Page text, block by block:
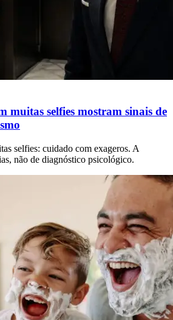
muitas selfies mostram sinais de
selfies: cuidado com exageros. A
não de diagnóstico psicológico.